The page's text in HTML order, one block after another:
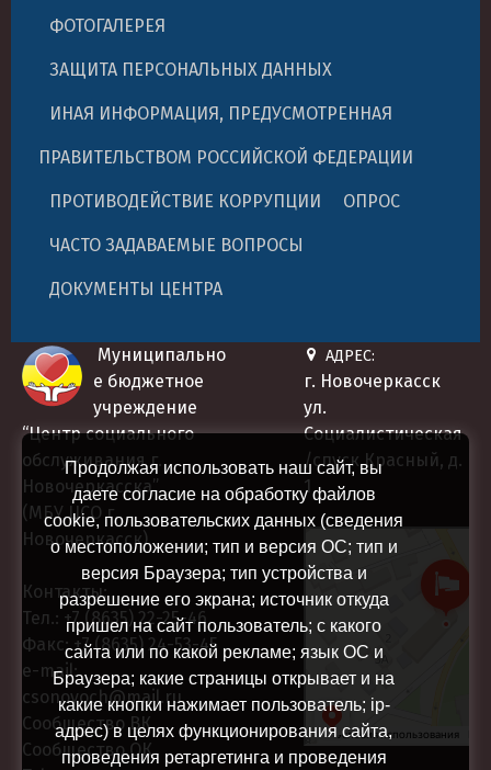
Продолжая использовать наш сайт, вы
даете согласие на обработку файлов
cookie, пользовательских данных (сведения
о местоположении; тип и версия ОС; тип и
версия Браузера; тип устройства и
разрешение его экрана; источник откуда
пришел на сайт пользователь; с какого
сайта или по какой рекламе; язык ОС и
Браузера; какие страницы открывает и на
какие кнопки нажимает пользователь; ip-
адрес) в целях функционирования сайта,
проведения ретаргетинга и проведения
ФОТОГАЛЕРЕЯ
ЗАЩИТА ПЕРСОНАЛЬНЫХ ДАННЫХ
ИНАЯ ИНФОРМАЦИЯ, ПРЕДУСМОТРЕННАЯ
ПРАВИТЕЛЬСТВОМ РОССИЙСКОЙ ФЕДЕРАЦИИ
ПРОТИВОДЕЙСТВИЕ КОРРУПЦИИ ОПРОС
ЧАСТО ЗАДАВАЕМЫЕ ВОПРОСЫ
ДОКУМЕНТЫ ЦЕНТРА
Муниципально
е бюджетное
учреждение
“Центр социального
обслуживания г.
Новочеркасска”
(МБУ ЦСО г.
Новочеркасск)
Контакты:
Тел.: +7 (8635) 22-25-46
Факс:+7 (8635) 24-53-45
e-mail:
csonovoch@mail.ru
Сообщество ВК
Сообщество ОК
АДРЕС:
г. Новочеркасск
ул.
Социалистическая
/спуск Красный, д.
1
Центр социального
обслуживания
Социальная служба в
Новочеркасске